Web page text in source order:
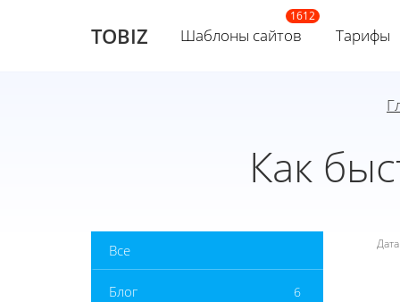
TOBIZ Шаблоны сайтов Тарифы
Как
Все
Блог 6